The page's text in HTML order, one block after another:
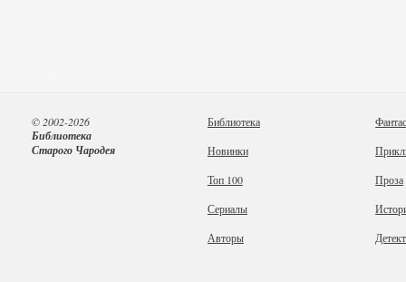
Библиотека
Новинки
Топ 100
Сериалы
Авторы
Проза
© 2002-2026
Библиотека
Старого Чародея